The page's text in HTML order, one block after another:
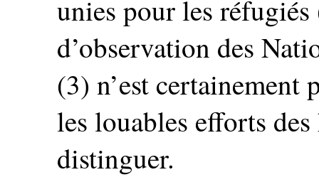
unies pour les
d’observation des
(3) n’est certainement
les louables efforts
distinguer.